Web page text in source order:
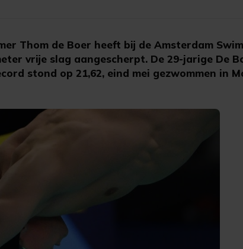
Thom de Boer heeft bij de Amsterdam
vrije slag aangescherpt. De 29-jarige De
stond op 21,62, eind mei gezwommen in